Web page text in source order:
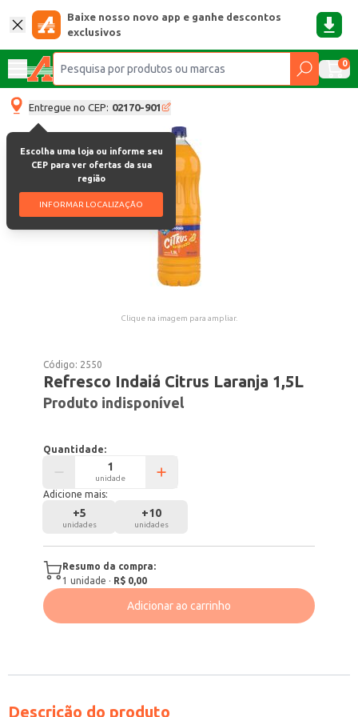
Baixe nosso novo app e ganhe descontos
exclusivos
0
Entregue no CEP: 02170-901
Escolha uma loja ou informe seu
CEP para ver ofertas da sua
região
INFORMAR LOCALIZAÇÃO
Clique na imagem para ampliar.
Código: 2550
Refresco Indaiá Citrus Laranja 1,5L
Produto indisponível
Quantidade:
unidade
Adicione mais:
+5
unidades
+10
unidades
Resumo da compra:
1 unidade · R$ 0,00
Adicionar ao carrinho
Descrição do produto